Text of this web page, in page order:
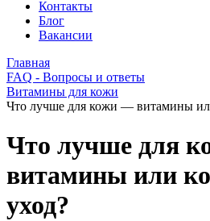
Контакты
Блог
Вакансии
Главная
FAQ - Вопросы и ответы
Витамины для кожи
Что лучше для кожи — витамины
Что лучше для
витамины или
уход?